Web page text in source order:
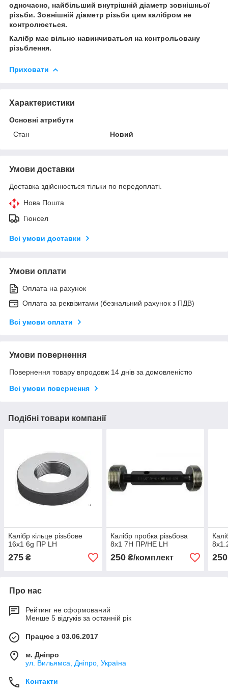
одночасно, найбільший внутрішній діаметр зовнішньої
різьби. Зовнішній діаметр різьби цим калібром не
контролюється.
Калібр має вільно навинчиваться на контрольовану
різьблення.
Приховати
Характеристики
Основні атрибути
Стан
Новий
Умови доставки
Доставка здійснюється тільки по передоплаті.
Нова Пошта
Гюнсел
Всі умови доставки
Умови оплати
Оплата на рахунок
Оплата за реквізитами (безнальний рахунок з ПДВ)
Всі умови оплати
Умови повернення
Повернення товару впродовж 14 днів за домовленістю
Всі умови повернення
Подібні товари компанії
Калібр кільце різьбове
16х1 6g ПР LH
275 ₴
Калібр пробка різьбова
8х1 7Н ПР/НЕ LH
250₴/комплект 250
Про нас
Рейтинг не сформований
Менше 5 відгуків за останній рік
Працює з 03.06.2017
м. Дніпро
ул. Вильямса, Дніпро, Україна
Контакти